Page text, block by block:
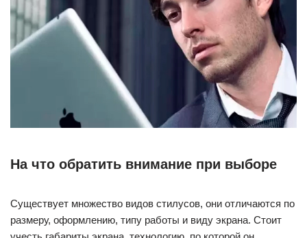
На что обратить внимание при выборе
Существует множество видов стилусов, они отличаются по
размеру, оформлению, типу работы и виду экрана. Стоит